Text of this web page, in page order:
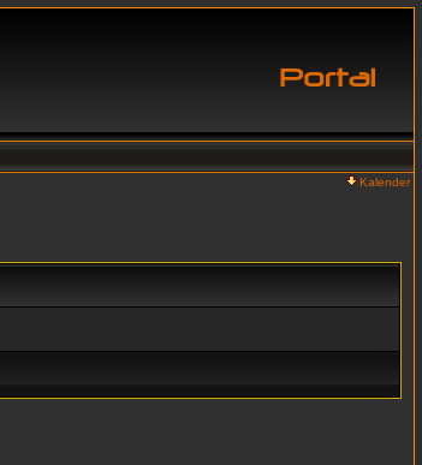
Kalender